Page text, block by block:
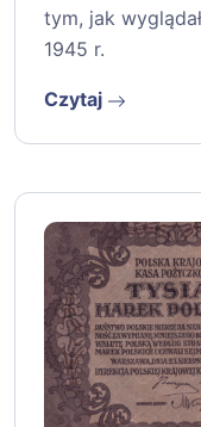
tym, jak
1945 r.
Czytaj